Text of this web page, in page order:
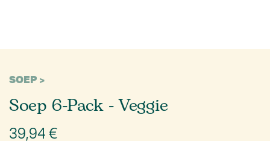
SOEP
Soep 6-Pack - Veggie
39,94 €